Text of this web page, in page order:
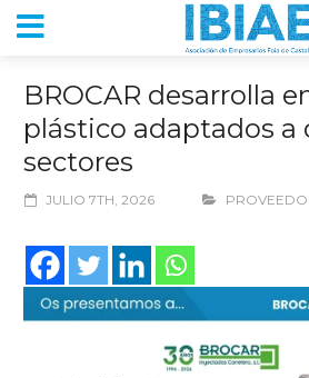
BROCAR desarrolla
plástico adaptados a
sectores
JULIO 7TH, 2026